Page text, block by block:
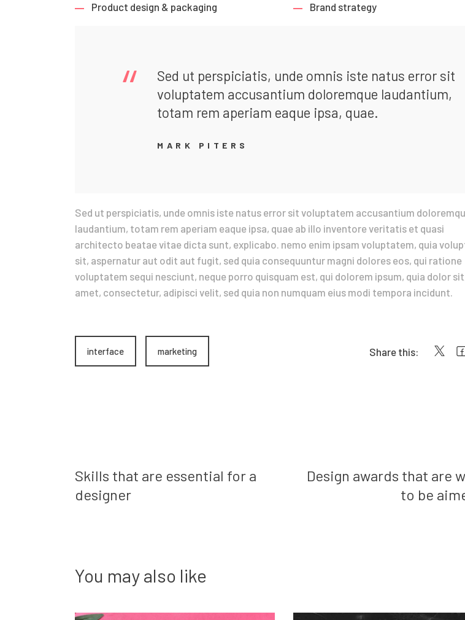
Product design & packaging
Brand strategy
Sed ut perspiciatis, unde omnis iste natus error sit
voluptatem accusantium doloremque laudantium,
totam rem aperiam eaque ipsa, quae.
MARK PITERS
Sed ut perspiciatis, unde omnis iste natus error sit voluptatem accusantium
laudantium, totam rem aperiam eaque ipsa, quae ab illo inventore veritatis et quasi
architecto beatae vitae dicta sunt, explicabo. nemo enim ipsam voluptatem, quia
sit, aspernatur aut odit aut fugit, sed quia consequuntur magni dolores eos, qui ratione
voluptatem sequi nesciunt, neque porro quisquam est, qui dolorem ipsum, quia dolor
amet, consectetur, adipisci velit, sed quia non numquam eius modi tempora incidunt.
interface marketing Share this:
Skills that are essential for a
designer
Design awards that are
to be
You may also like